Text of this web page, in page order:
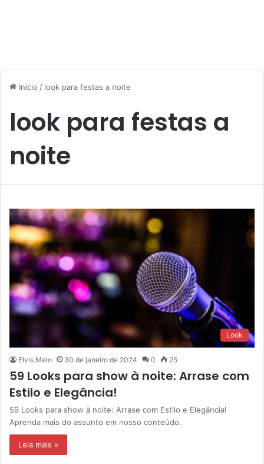
Início / look para festas a noite
look para festas a
noite
Look
Elvis Melo 30 de janeiro de 2024 0 25
59 Looks para show à noite: Arrase com
Estilo e Elegância!
59 Looks para show à noite: Arrase com Estilo e Elegância!
Aprenda mais do assunto em nosso conteúdo.
Leia mais »